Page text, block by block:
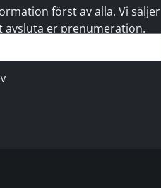
först av alla. Vi säljer
avsluta er prenumeration.